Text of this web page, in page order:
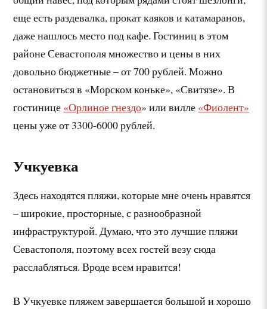
еще есть раздевалка, прокат каяков и катамаранов,
даже нашлось место под кафе. Гостиниц в этом
районе Севастополя множество и цены в них
довольно бюджетные – от 700 рублей. Можно
остановиться в «Морском коньке», «Свитязе». В
гостинице «Орлиное гнездо» или вилле «Фиолент»
цены уже от 3300-6000 рублей.
Учкуевка
Здесь находятся пляжи, которые мне очень нравятся
– широкие, просторные, с разнообразной
инфраструктурой. Думаю, что это лучшие пляжи
Севастополя, поэтому всех гостей везу сюда
расслабляться. Вроде всем нравится!
В Учкуевке пляжем завершается большой и хорошо